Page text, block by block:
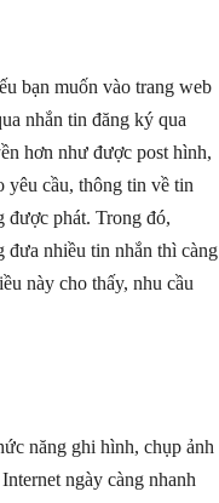
bạn muốn vào trang web
nhắn tin đăng ký qua
hơn như được post hình,
yêu cầu, thông tin về tin
được phát. Trong đó,
đưa nhiều tin nhắn thì càng
này cho thấy, nhu cầu
năng ghi hình, chụp ảnh
ngày càng nhanh